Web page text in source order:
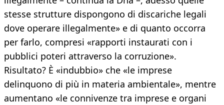
stesse strutture dispongono di discariche legali
dove operare illegalmente» e di quanto occorra
per farlo, compresi «rapporti instaurati con i
pubblici poteri attraverso la corruzione».
Risultato? È «indubbio» che «le imprese
delinquono di più in materia ambientale», mentre
aumentano «le connivenze tra imprese e organi